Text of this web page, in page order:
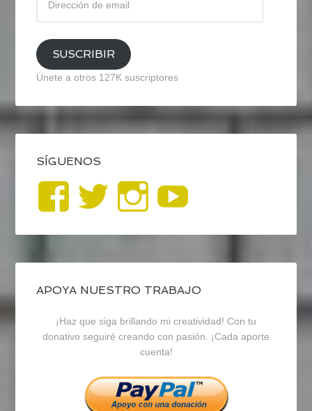
email
SUSCRIBIR
Únete a otros 127K suscriptores
SÍGUENOS
Ver
perfil
de
blogrecursosep
en
Facebook
Ver
perfil
de
recursosep
en
Twitter
Ver
perfil
de
recursosep
en
Instagram
APOYA NUESTRO TRABAJO
¡Haz que siga brillando mi creatividad! Con tu
donativo seguiré creando con pasión. ¡Cada aporte
cuenta!